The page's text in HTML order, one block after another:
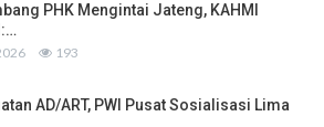
PHK Mengintai Jateng, KAHMI
193
AD/ART, PWI Pusat Sosialisasi Lima